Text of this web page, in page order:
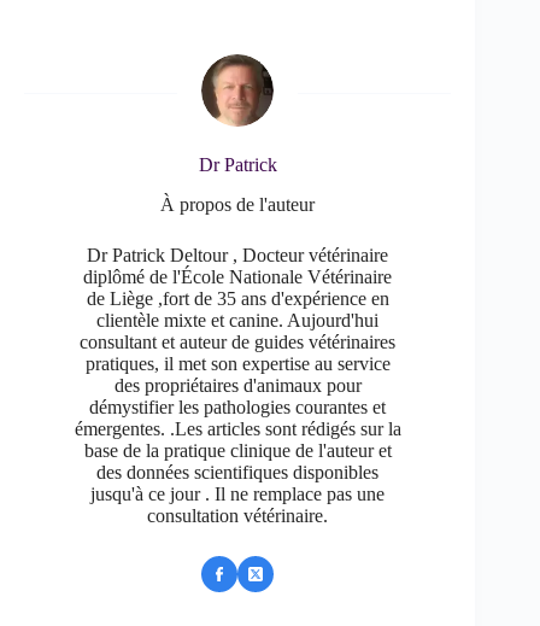
Dr Patrick
À propos de l'auteur
Dr Patrick Deltour , Docteur vétérinaire
diplômé de l'École Nationale Vétérinaire
de Liège ,fort de 35 ans d'expérience en
clientèle mixte et canine. Aujourd'hui
consultant et auteur de guides vétérinaires
pratiques, il met son expertise au service
des propriétaires d'animaux pour
démystifier les pathologies courantes et
émergentes. .Les articles sont rédigés sur la
base de la pratique clinique de l'auteur et
des données scientifiques disponibles
jusqu'à ce jour . Il ne remplace pas une
consultation vétérinaire.